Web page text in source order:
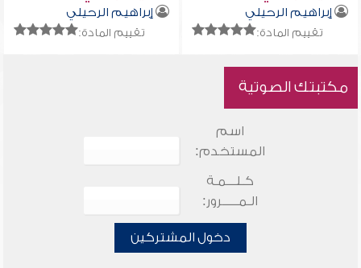
إبراهيم الرحيلي
تقييم المادة:
إبراهيم الرحيلي
تقييم المادة:
مكتبتك الصوتية
اسم
المستخدم:
كـلـــمـة
الـمـــــرور:
دخول المشتركين